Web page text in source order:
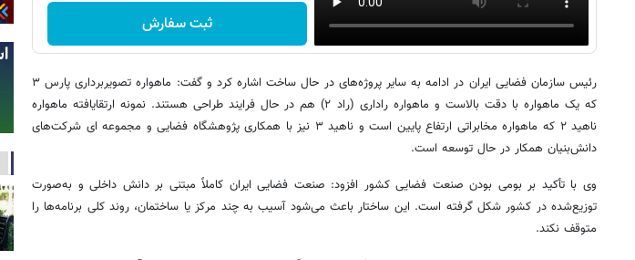
ثبت سفارش
رئیس سازمان فضایی ایران در ادامه به سایر پروژه‌های در حال ساخت اشاره کرد و گفت: ماهواره تصویربرداری پارس ۳
که یک ماهواره با دقت بالاست و ماهواره راداری (راد ۲) هم در حال فرایند طراحی هستند. نمونه ارتقایافته ماهواره
ناهید ۲ که ماهواره مخابراتی ارتفاع پایین است و ناهید ۳ نیز با همکاری پژوهشگاه فضایی و مجموعه ای شرکت‌های
دانش‌بنیان همکار در حال توسعه است.
وی با تأکید بر بومی بودن صنعت فضایی کشور افزود: صنعت فضایی ایران کاملاً مبتنی بر دانش داخلی و به‌صورت
توزیع‌شده در کشور شکل گرفته است. این ساختار باعث می‌شود آسیب به چند مرکز یا ساختمان، روند کلی برنامه‌ها را
متوقف نکند.